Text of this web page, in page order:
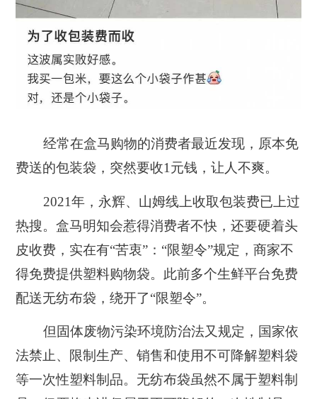
经常在盒马购物的消费者最近发现，原本免
费送的包装袋，突然要收1元钱，让人不爽。
2021年，永辉、山姆线上收取包装费已上过
热搜。盒马明知会惹得消费者不快，还要硬着头
皮收费，实在有“苦衷”：“限塑令”规定，商家不
得免费提供塑料购物袋。此前多个生鲜平台免费
配送无纺布袋，绕开了“限塑令”。
但固体废物污染环境防治法又规定，国家依
法禁止、限制生产、销售和使用不可降解塑料袋
等一次性塑料制品。无纺布袋虽然不属于塑料制